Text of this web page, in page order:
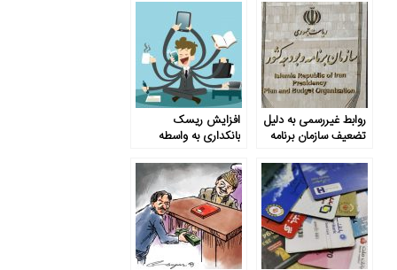
روابط غیررسمی به دلیل
تضعیف سازمان برنامه
افزایش ریسک
بانکداری به واسطه